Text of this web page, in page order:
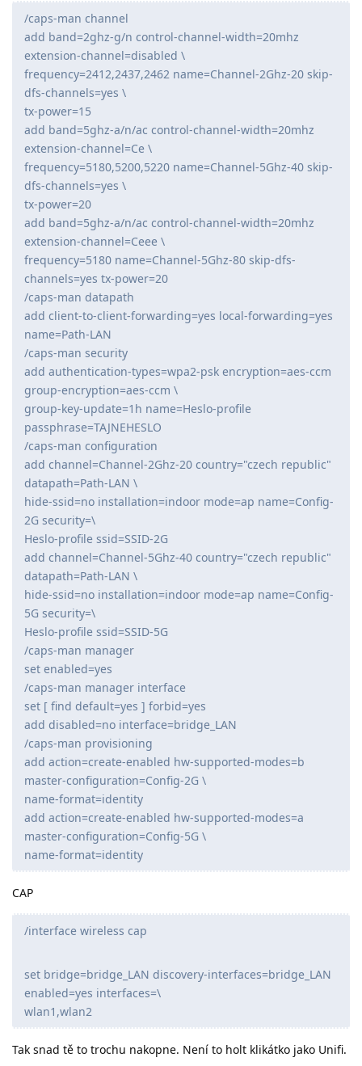
/caps-man channel
add band=2ghz-g/n control-channel-width=20mhz
extension-channel=disabled \
frequency=2412,2437,2462 name=Channel-2Ghz-20 skip-
dfs-channels=yes \
tx-power=15
add band=5ghz-a/n/ac control-channel-width=20mhz
extension-channel=Ce \
frequency=5180,5200,5220 name=Channel-5Ghz-40 skip-
dfs-channels=yes \
tx-power=20
add band=5ghz-a/n/ac control-channel-width=20mhz
extension-channel=Ceee \
frequency=5180 name=Channel-5Ghz-80 skip-dfs-
channels=yes tx-power=20
/caps-man datapath
add client-to-client-forwarding=yes local-forwarding=yes
name=Path-LAN
/caps-man security
add authentication-types=wpa2-psk encryption=aes-ccm
group-encryption=aes-ccm \
group-key-update=1h name=Heslo-profile
passphrase=TAJNEHESLO
/caps-man configuration
add channel=Channel-2Ghz-20 country="czech republic"
datapath=Path-LAN \
hide-ssid=no installation=indoor mode=ap name=Config-
2G security=\
Heslo-profile ssid=SSID-2G
add channel=Channel-5Ghz-40 country="czech republic"
datapath=Path-LAN \
hide-ssid=no installation=indoor mode=ap name=Config-
5G security=\
Heslo-profile ssid=SSID-5G
/caps-man manager
set enabled=yes
/caps-man manager interface
set [ find default=yes ] forbid=yes
add disabled=no interface=bridge_LAN
/caps-man provisioning
add action=create-enabled hw-supported-modes=b
master-configuration=Config-2G \
name-format=identity
add action=create-enabled hw-supported-modes=a
master-configuration=Config-5G \
name-format=identity
CAP
/interface wireless cap
set bridge=bridge_LAN discovery-interfaces=bridge_LAN
enabled=yes interfaces=\
wlan1,wlan2
Tak snad tě to trochu nakopne. Není to holt klikátko jako Unifi.